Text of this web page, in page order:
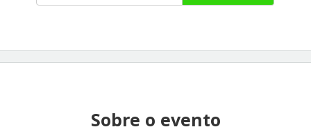
Sobre o evento